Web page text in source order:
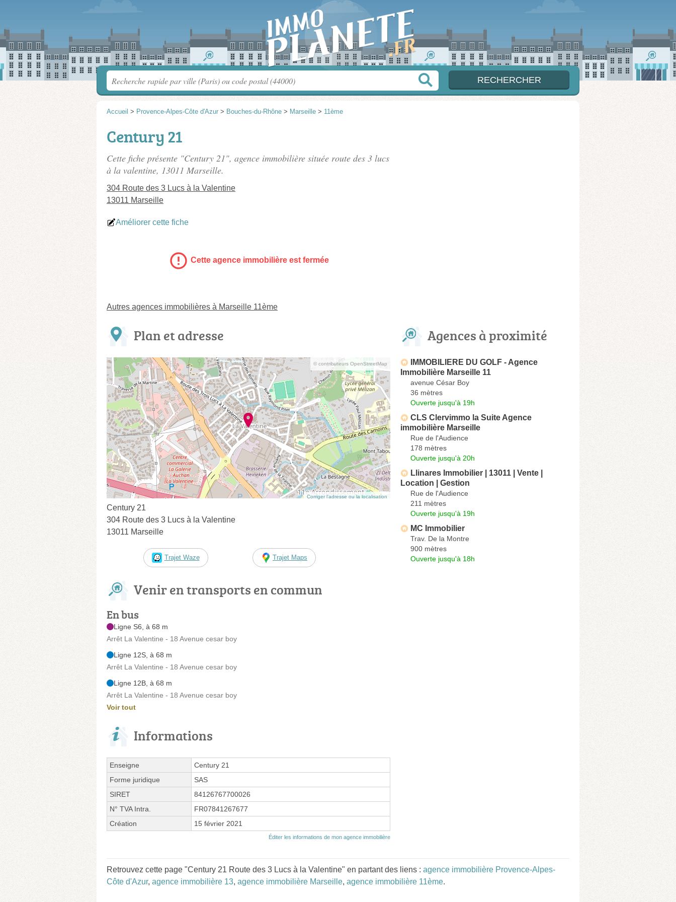
Accueil > Provence-Alpes-Côte d'Azur > Bouches-du-Rhône > Marseille > 11ème
Century 21
Cette fiche présente "Century 21", agence immobilière située route des 3 lucs
à la valentine, 13011 Marseille.
304 Route des 3 Lucs à la Valentine
13011 Marseille
Améliorer cette fiche
Cette agence immobilière est fermée
Autres agences immobilières à Marseille 11ème
Plan et adresse
© contributeurs OpenStreetMap
Corriger l’adresse ou la localisation
Century 21
304 Route des 3 Lucs à la Valentine
13011 Marseille
Trajet Waze Trajet Maps
Venir en transports en commun
En bus
Ligne S6, à 68 m
Arrêt La Valentine - 18 Avenue cesar boy
Ligne 12S, à 68 m
Arrêt La Valentine - 18 Avenue cesar boy
Ligne 12B, à 68 m
Arrêt La Valentine - 18 Avenue cesar boy
Voir tout
Informations
Enseigne
Century 21
Forme juridique
SAS
SIRET
84126767700026
N° TVA Intra.
FR07841267677
Création
15 février 2021
Éditer les informations de mon agence immobilière
Agences à proximité
IMMOBILIERE DU GOLF - Agence
Immobilière Marseille 11
avenue César Boy
36 mètres
Ouverte jusqu'à 19h
CLS Clervimmo la Suite Agence
immobilière Marseille
Rue de l'Audience
178 mètres
Ouverte jusqu'à 20h
Llinares Immobilier | 13011 | Vente |
Location | Gestion
Rue de l'Audience
211 mètres
Ouverte jusqu'à 19h
MC Immobilier
Trav. De la Montre
900 mètres
Ouverte jusqu'à 18h
Retrouvez cette page "Century 21 Route des 3 Lucs à la Valentine" en partant des liens : agence immobilière Provence-Alpes-
Côte d'Azur, agence immobilière 13, agence immobilière Marseille, agence immobilière 11ème.